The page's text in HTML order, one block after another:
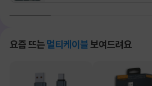
요즘 뜨는 멀티케이블 보여드려요